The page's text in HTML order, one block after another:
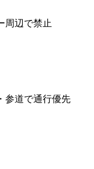
周辺で禁止
参道で通行優先